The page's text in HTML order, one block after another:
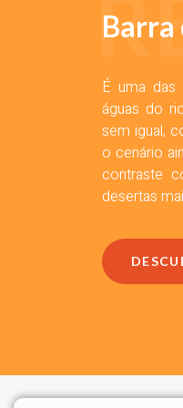
Barra
É uma das
águas do
sem igual,
o cenário
contraste
desertas